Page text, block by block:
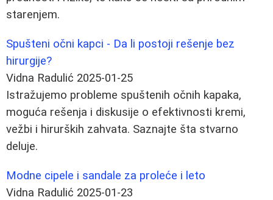
starenjem.
Spušteni očni kapci - Da li postoji rešenje bez
hirurgije?
Vidna Radulić 2025-01-25
Istražujemo probleme spuštenih očnih kapaka,
moguća rešenja i diskusije o efektivnosti kremi,
vežbi i hirurških zahvata. Saznajte šta stvarno
deluje.
Modne cipele i sandale za proleće i leto
Vidna Radulić 2025-01-23